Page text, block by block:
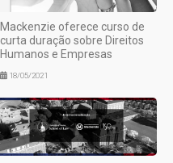
Mackenzie oferece curso de
curta duração sobre Direitos
Humanos e Empresas
18/05/2021